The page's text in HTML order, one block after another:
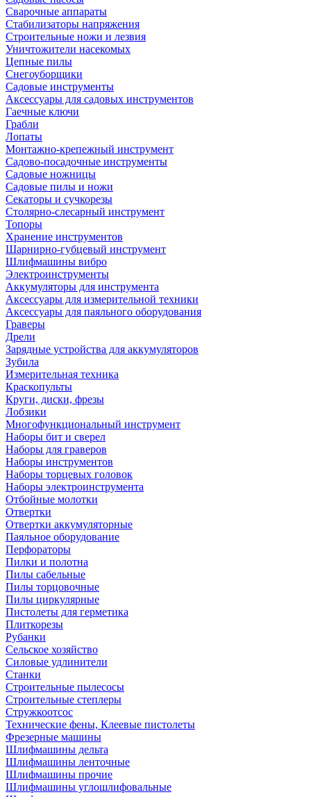
Сварочные аппараты
Стабилизаторы напряжения
Строительные ножи и лезвия
Уничтожители насекомых
Цепные пилы
Снегоуборщики
Садовые инструменты
Аксессуары для садовых инструментов
Гаечные ключи
Грабли
Лопаты
Монтажно-крепежный инструмент
Садово-посадочные инструменты
Садовые ножницы
Садовые пилы и ножи
Секаторы и сучкорезы
Столярно-слесарный инструмент
Топоры
Хранение инструментов
Шарнирно-губцевый инструмент
Шлифмашины вибро
Электроинструменты
Аккумуляторы для инструмента
Аксессуары для измерительной техники
Аксессуары для паяльного оборудования
Граверы
Дрели
Зарядные устройства для аккумуляторов
Зубила
Измерительная техника
Краскопульты
Круги, диски, фрезы
Лобзики
Многофункциональный инструмент
Наборы бит и сверел
Наборы для граверов
Наборы инструментов
Наборы торцевых головок
Наборы электроинструмента
Отбойные молотки
Отвертки
Отвертки аккумуляторные
Паяльное оборудование
Перфораторы
Пилки и полотна
Пилы сабельные
Пилы торцовочные
Пилы циркулярные
Пистолеты для герметика
Плиткорезы
Рубанки
Сельское хозяйство
Силовые удлинители
Станки
Строительные пылесосы
Строительные степлеры
Стружкоотсос
Технические фены, Клеевые пистолеты
Фрезерные машины
Шлифмашины дельта
Шлифмашины ленточные
Шлифмашины прочие
Шлифмашины углошлифовальные